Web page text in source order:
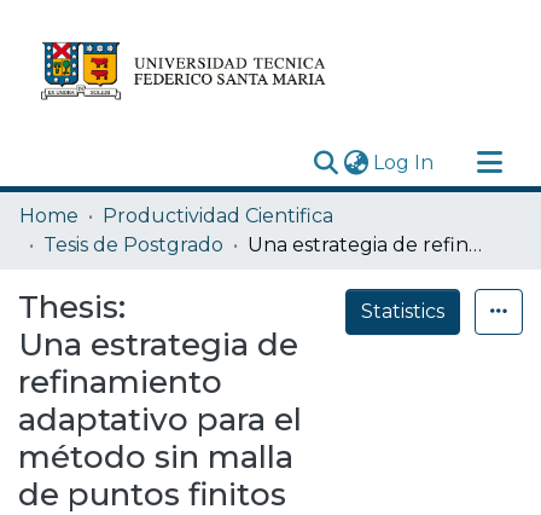
Log In (current)
Research Outputs
Statistics
Depósito
Home
Productividad Cientifica
Tesis de Postgrado
Una estrategia de refinamiento adaptativo para el método sin malla de puntos finitos
Thesis:
Una estrategia de
refinamiento
adaptativo para el
método sin malla
de puntos finitos
Statistics